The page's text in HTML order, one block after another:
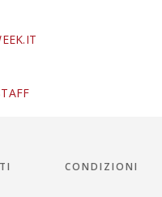
CONDIZIONI